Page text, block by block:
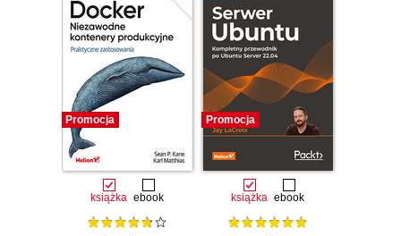
Promocja
książka ebook
Promocja
książka ebook